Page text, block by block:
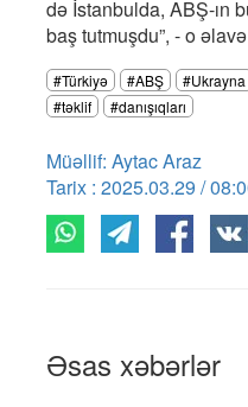
də İstanbulda, ABŞ-ın
baş tutmuşdu”, - o
#Türkiyə #ABŞ #Ukrayna
#təklif
#danışıqları
Müəllif: Aytac Araz
Tarix : 2025.03.29 /
Əsas xəbərlər